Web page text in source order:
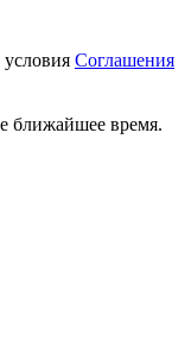
Соглашения
ближайшее время.